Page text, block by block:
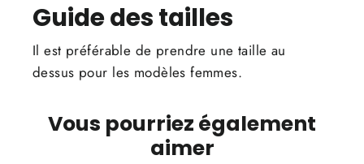
Guide des tailles
Il est préférable de prendre une taille au
dessus pour les modèles femmes.
Vous pourriez également
aimer